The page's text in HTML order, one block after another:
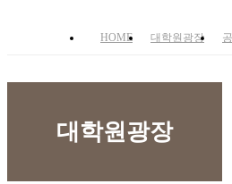
HOME 대학원광장
대학원광장